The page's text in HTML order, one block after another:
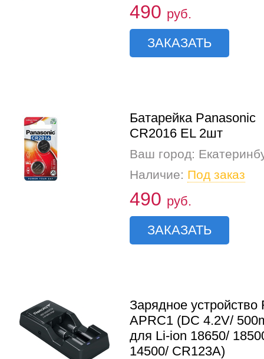
490 руб.
ЗАКАЗАТЬ
Батарейка Panasonic
CR2016 EL 2шт
Ваш город:
Наличие: Под заказ
490 руб.
ЗАКАЗАТЬ
Зарядное устройство
APRC1 (DC 4.2V/
для Li-ion 18650/
14500/ CR123A)